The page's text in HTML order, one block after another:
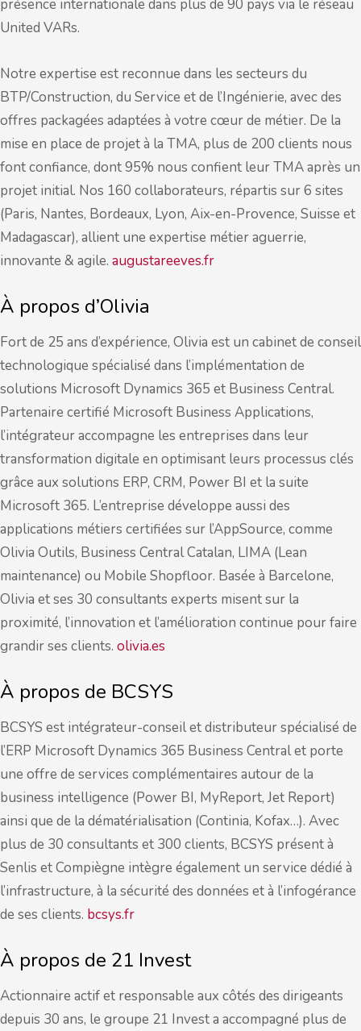
présence internationale dans plus de 90 pays via le réseau
United VARs.
Notre expertise est reconnue dans les secteurs du
BTP/Construction, du Service et de l’Ingénierie, avec des
offres packagées adaptées à votre cœur de métier. De la
mise en place de projet à la TMA, plus de 200 clients nous
font confiance, dont 95% nous confient leur TMA après un
projet initial. Nos 160 collaborateurs, répartis sur 6 sites
(Paris, Nantes, Bordeaux, Lyon, Aix-en-Provence, Suisse et
Madagascar), allient une expertise métier aguerrie,
innovante & agile. augustareeves.fr
À propos d’Olivia
Fort de 25 ans d’expérience, Olivia est un cabinet de conseil
technologique spécialisé dans l’implémentation de
solutions Microsoft Dynamics 365 et Business Central.
Partenaire certifié Microsoft Business Applications,
l’intégrateur accompagne les entreprises dans leur
transformation digitale en optimisant leurs processus clés
grâce aux solutions ERP, CRM, Power BI et la suite
Microsoft 365. L’entreprise développe aussi des
applications métiers certifiées sur l’AppSource, comme
Olivia Outils, Business Central Catalan, LIMA (Lean
maintenance) ou Mobile Shopfloor. Basée à Barcelone,
Olivia et ses 30 consultants experts misent sur la
proximité, l’innovation et l’amélioration continue pour faire
grandir ses clients. olivia.es
À propos de BCSYS
BCSYS est intégrateur-conseil et distributeur spécialisé de
l’ERP Microsoft Dynamics 365 Business Central et porte
une offre de services complémentaires autour de la
business intelligence (Power BI, MyReport, Jet Report)
ainsi que de la dématérialisation (Continia, Kofax…). Avec
plus de 30 consultants et 300 clients, BCSYS présent à
Senlis et Compiègne intègre également un service dédié à
l’infrastructure, à la sécurité des données et à l’infogérance
de ses clients. bcsys.fr
À propos de 21 Invest
Actionnaire actif et responsable aux côtés des dirigeants
depuis 30 ans, le groupe 21 Invest a accompagné plus de